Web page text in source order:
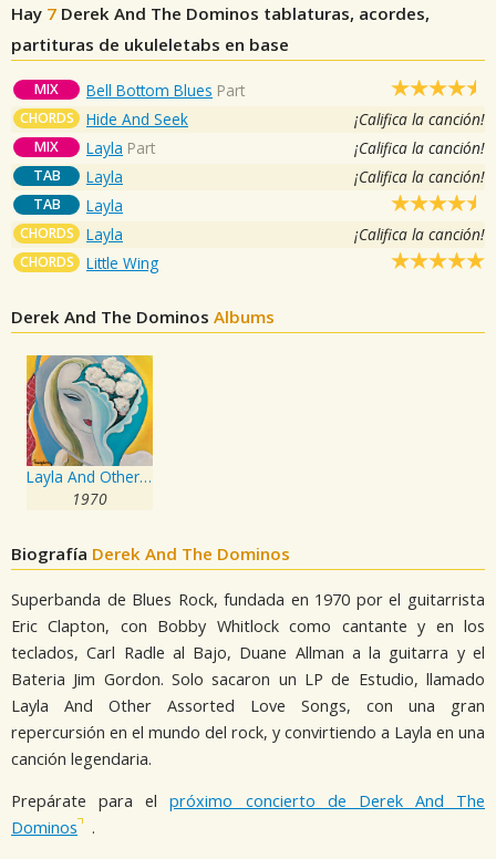
Hay 7 Derek And The Dominos tablaturas, acordes,
partituras de ukuleletabs en base
MIX Bell Bottom Blues Part
CHORDS Hide And Seek ¡Califica la canción!
MIX Layla Part ¡Califica la canción!
TAB Layla ¡Califica la canción!
TAB Layla
CHORDS Layla ¡Califica la canción!
CHORDS Little Wing
Derek And The Dominos Albums
Layla And Other Assorted Love Songs
1970
Biografía Derek And The Dominos
Superbanda de Blues Rock, fundada en 1970 por el guitarrista
Eric Clapton, con Bobby Whitlock como cantante y en los
teclados, Carl Radle al Bajo, Duane Allman a la guitarra y el
Bateria Jim Gordon. Solo sacaron un LP de Estudio, llamado
Layla And Other Assorted Love Songs, con una gran
repercursión en el mundo del rock, y convirtiendo a Layla en una
canción legendaria.
Prepárate para elpróximo concierto de Derek And The
Dominos
.